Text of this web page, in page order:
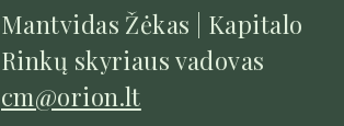
Mantvidas Žėkas | Kapitalo
Rinkų skyriaus vadovas
cm@orion.lt